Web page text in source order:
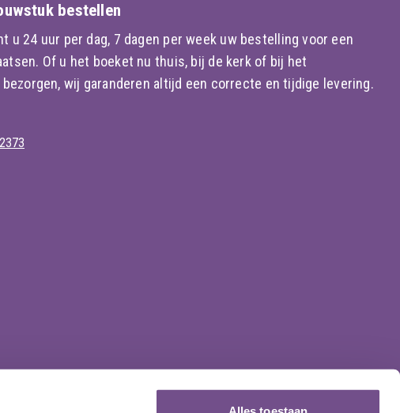
bestellen
u 24 uur per dag, 7 dagen per week uw bestelling voor een
Of u het boeket nu thuis, bij de kerk of bij het
wij garanderen altijd een correcte en tijdige levering.